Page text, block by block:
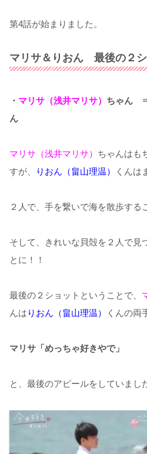
第4話が始まりました。
マリサ＆りおん 最後の２シ
・ マリサ（浅井マリサ） ちゃん
ん
マリサ（浅井マリサ） ちゃんはも
すが、
りおん（畠山理温） くんは
２人で、手を繋いで海を散歩する
そして、きれいな貝殻を２人で見
とに！！
最後の２ショットということで、
んは りおん（畠山理温） くんの両
マリサ「めっちゃ好きやで」
と、最後のアピールをしていまし